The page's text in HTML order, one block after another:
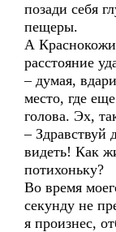
позади себя
пещеры.
А
расстояние
– думая,
место, где
голова. Эх,
– Здравствуй
видеть! Как
потихоньку?
Во время
секунду не
я произнес,